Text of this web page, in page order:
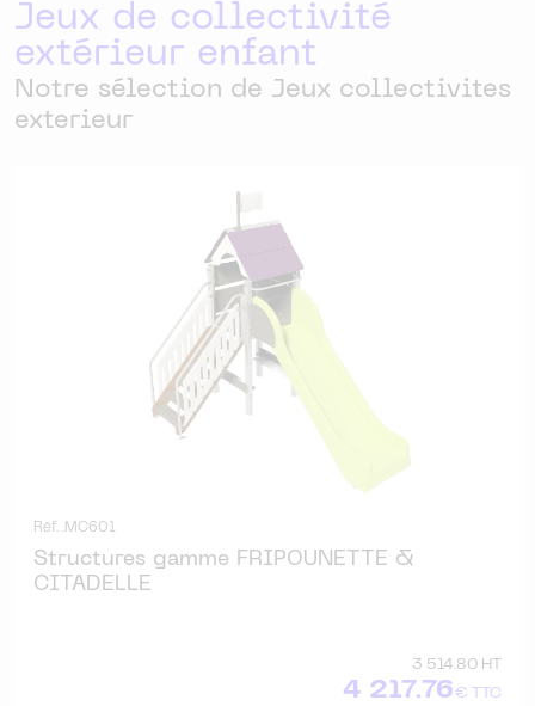
Jeux de collectivité
extérieur enfant
Notre sélection de Jeux collectivites
exterieur
Réf. .MC601
Structures gamme FRIPOUNETTE &
CITADELLE
3 514.80 HT
4 217.76€ TTC